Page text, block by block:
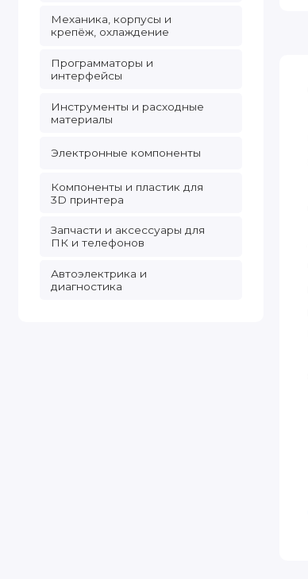
Механика, корпусы и
крепёж, охлаждение
Программаторы и
интерфейсы
Инструменты и расходные
материалы
Электронные компоненты
Компоненты и пластик для
3D принтера
Запчасти и аксессуары для
ПК и телефонов
Автоэлектрика и
диагностика